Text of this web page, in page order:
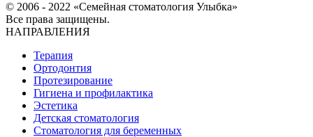
© 2006 - 2022 «Семейная стоматология Улыбка»
Все права защищены.
НАПРАВЛЕНИЯ
Терапия
Ортодонтия
Протезирование
Гигиена и профилактика
Эстетика
Детская стоматология
Стоматология для беременных